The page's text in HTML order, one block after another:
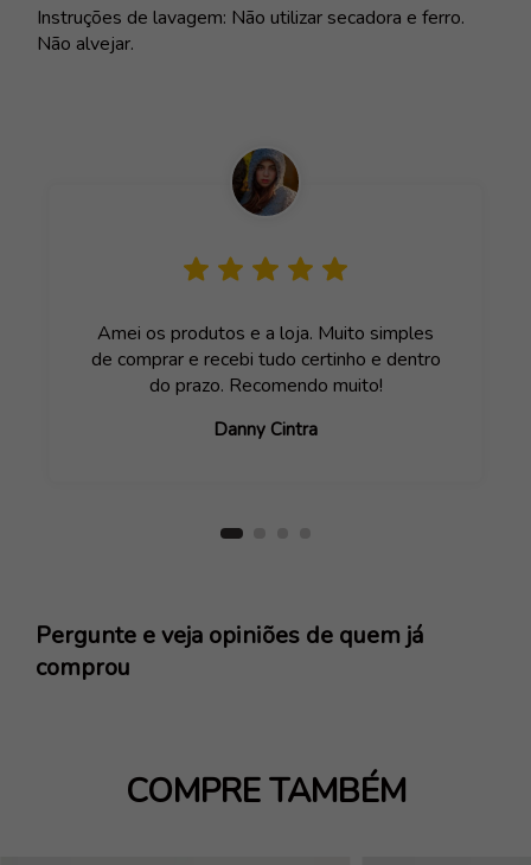
Instruções de lavagem: Não utilizar secadora e ferro.
Não alvejar.
Amei os produtos e a loja. Muito simples
de comprar e recebi tudo certinho e dentro
do prazo. Recomendo muito!
Danny Cintra
Pergunte e veja opiniões de quem já
comprou
COMPRE TAMBÉM